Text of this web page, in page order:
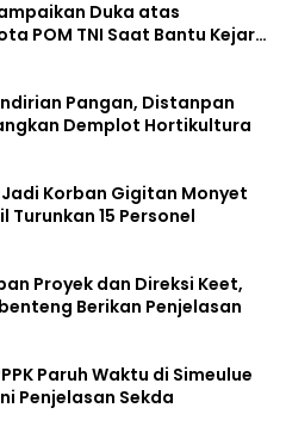
Duka atas
POM TNI Saat Bantu Kejar
Pangan, Distanpan
Demplot Hortikultura
Korban Gigitan Monyet
Turunkan 15 Personel
Proyek dan Direksi Keet,
Berikan Penjelasan
Paruh Waktu di Simeulue
Penjelasan Sekda